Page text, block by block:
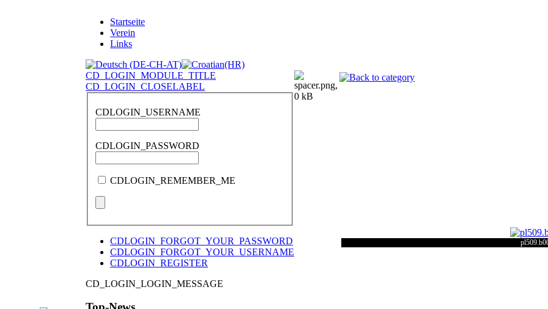
Startseite
Verein
Links
CD_LOGIN_MODULE_TITLE
CD_LOGIN_CLOSELABEL
CDLOGIN_USERNAME
CDLOGIN_PASSWORD
CDLOGIN_REMEMBER_ME
CDLOGIN_FORGOT_YOUR_PASSWORD
CDLOGIN_FORGOT_YOUR_USERNAME
CDLOGIN_REGISTER
CD_LOGIN_LOGIN_MESSAGE